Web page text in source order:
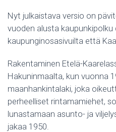
Nyt julkaistava versio on
vuoden alusta
kaupunginosasivuilta että
Rakentaminen Etelä-
Hakuninmaalta, kun vuonna
maanhankintalaki, joka
perheelliset rintamamiehet,
lunastamaan asunto- ja
jakaa 1950.